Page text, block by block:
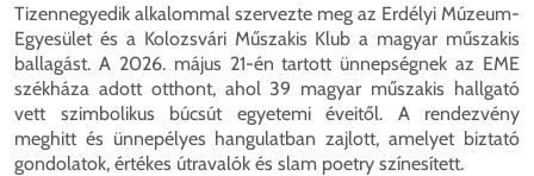
Tizennegyedik alkalommal szervezte meg az Erdélyi Múzeum-
Egyesület és a Kolozsvári Műszakis Klub a magyar műszakis
ballagást. A 2026. május 21-én tartott ünnepségnek az EME
székháza adott otthont, ahol 39 magyar műszakis hallgató
vett szimbolikus búcsút egyetemi éveitől. A rendezvény
meghitt és ünnepélyes hangulatban zajlott, amelyet biztató
gondolatok, értékes útravalók és slam poetry színesített.